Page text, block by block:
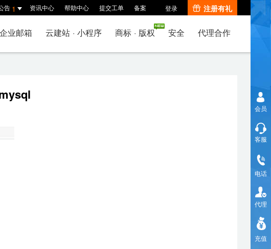
告 1 资讯中心 帮助中心 提交工单 备案 登录 注册有礼
企业邮箱 云建站 · 小程序 商标 · 版权 安全 代理合作
会员
客服
电话
代理
充值